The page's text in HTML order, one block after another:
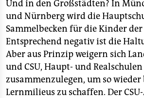
Und in den Großstädten? In
und Nürnberg wird die
Sammelbecken für die Kinder
Entsprechend negativ ist die
Aber aus Prinzip weigern sich
und CSU, Haupt- und Realschulen
zusammenzulegen, um so wieder
Lernmilieus zu schaffen. Der